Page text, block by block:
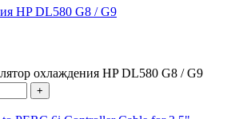
HP DL580 G8 / G9
охлаждения HP DL580 G8 / G9
+